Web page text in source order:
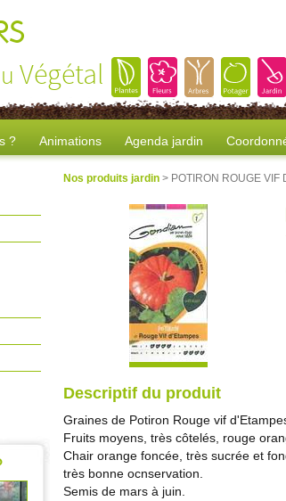
Végétal
? Animations Agenda jardin
Nos produits jardin > POTIRON ROUGE VIF
Descriptif du produit
Graines de Potiron Rouge vif
Fruits moyens, très côtelés, rouge
Chair orange foncée, très sucrée et
très bonne ocnservation.
Semis de mars à juin.